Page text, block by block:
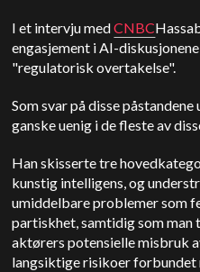
I et intervju medCNBC
engasjement i AI-
"regulatorisk overtakelse".
Som svar på disse
ganske uenig i de fleste av
Han skisserte tre
kunstig intelligens, og
umiddelbare problemer som
partiskhet, samtidig som man
aktørers potensielle misbruk
langsiktige risikoer forbundet